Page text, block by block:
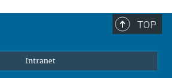
TOP
Intranet